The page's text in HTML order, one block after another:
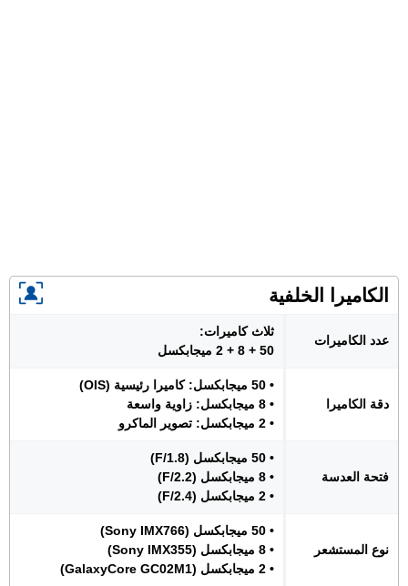
الكاميرا الخلفية
عدد الكاميرات
ثلاث كاميرات:
50 + 8 + 2 ميجابكسل
دقة الكاميرا
• 50 ميجابكسل: كاميرا رئيسية (OIS)
• 8 ميجابكسل: زاوية واسعة
• 2 ميجابكسل: تصوير الماكرو
فتحة العدسة
• 50 ميجابكسل (F/1.8)
• 8 ميجابكسل (F/2.2)
• 2 ميجابكسل (F/2.4)
نوع المستشعر
• 50 ميجابكسل (Sony IMX766)
• 8 ميجابكسل (Sony IMX355)
• 2 ميجابكسل (GalaxyCore GC02M1)